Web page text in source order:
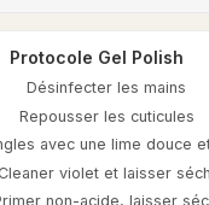
Protocole Gel Polish
Désinfecter les mains
Repousser les cuticules
avec une lime douce
violet et laisser
non-acide, laisser